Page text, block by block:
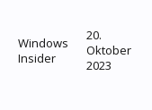
Windows
Insider
20.
Oktober
2023